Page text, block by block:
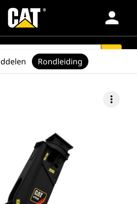
person
more_vert
Rondleiding